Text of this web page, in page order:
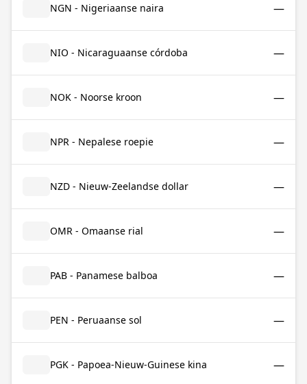
NGN - Nigeriaanse naira —
NIO - Nicaraguaanse córdoba —
NOK - Noorse kroon —
NPR - Nepalese roepie —
NZD - Nieuw-Zeelandse dollar —
OMR - Omaanse rial —
PAB - Panamese balboa —
PEN - Peruaanse sol —
PGK - Papoea-Nieuw-Guinese kina —